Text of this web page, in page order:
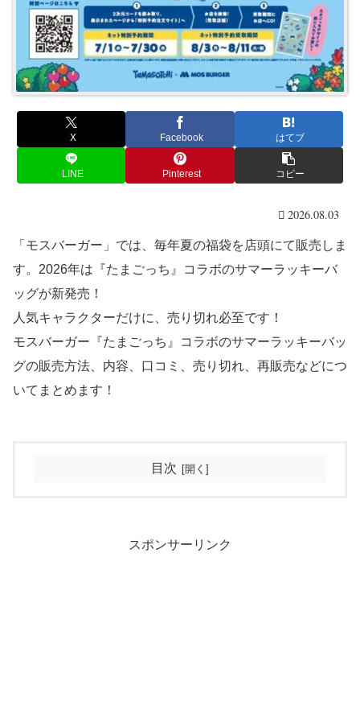
X Facebook はてブ
LINE Pinterest コピー
2026.08.03
「モスバーガー」では、毎年夏の福袋を店頭にて販売しま
す。2026年は『たまごっち』コラボのサマーラッキーバ
ッグが新発売！
人気キャラクターだけに、売り切れ必至です！
モスバーガー『たまごっち』コラボのサマーラッキーバッ
グの販売方法、内容、口コミ、売り切れ、再販売などにつ
いてまとめます！
目次
スポンサーリンク